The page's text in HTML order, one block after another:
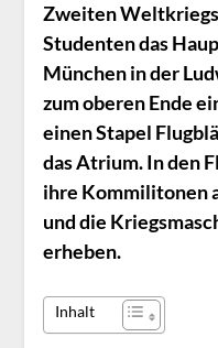
Zweiten
Studenten das
München in der
zum oberen Ende
einen Stapel
das Atrium. In den
ihre Kommilitonen
und die
erheben.
Inhalt